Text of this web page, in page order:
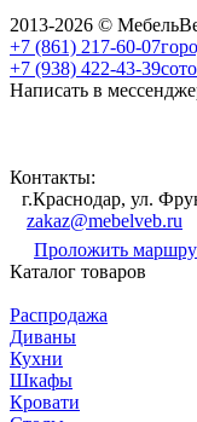
2013-2026 ©
+7 (861) 217-60-07
+7 (938) 422-43-39
Написать в
Контакты:
г.Краснодар, ул.
zakaz@mebelveb.ru
Проложить
Каталог товаров
Распродажа
Диваны
Кухни
Шкафы
Кровати